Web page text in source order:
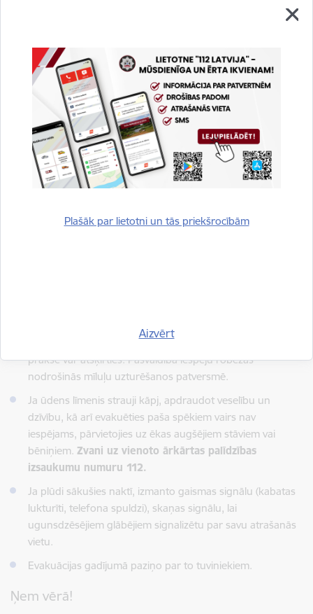
Plašāk par lietotni un tās priekšrocībām
Aizvērt
drošinātājus vai automātslēdžus. Tas nozīmē – nospiest
uz leju automātslēdžus, ko mēdz dēvēt arī par
drošības slēdžiem jeb drošinātājiem. Ja elektrību
atslēgt nav iespējams, turpini evakuāciju bez tās
atslēgšanas. Informācija par situāciju elektrotīklā
pieejama www.sadalestikls.lv.
Evakuējoties no mājokļa, dodies uz iepriekš izvēlētu vietu
pie radiem vai draugiem, ievērojot noteiktos satiksmes
dodies uz pašvaldības teritorijā noteiktopulcēšanās vietu,
Ņem vērā, ka izmitināšanas vietās
uzturēšanās parasti nav atļauta, taču katrā pašvaldībā
prakse var atšķirties. Pašvaldība iespēju robežās
nodrošinās mīluļu uzturēšanos patversmē.
Ja ūdens līmenis strauji kāpj, apdraudot veselību un
dzīvību, kā arī evakuēties paša spēkiem vairs nav
iespējams, pārvietojies uz ēkas augšējiem stāviem vai
bēniņiem. Zvani uz vienoto ārkārtas palīdzības
izsaukumu numuru 112.
Ja plūdi sākušies naktī, izmanto gaismas signālu (kabatas
lukturīti, telefona spuldzi), skaņas signālu, lai
ugunsdzēsējiem glābējiem signalizētu par savu atrašanās
vietu.
Evakuācijas gadījumā paziņo par to tuviniekiem.
Ņem vērā!